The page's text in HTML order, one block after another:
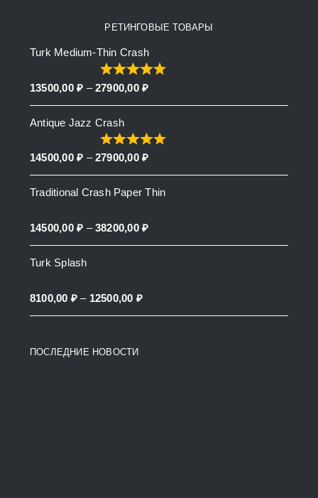
РЕТИНГОВЫЕ ТОВАРЫ
Turk Medium-Thin Crash
13500,00₽ – 27900,00 ₽Price
range:
through
Antique Jazz Crash
14500,00₽ – 27900,00 ₽Price
range:
14500,00 ₽
Traditional Crash Paper Thin
14500,00₽ – 38200,00 ₽Price
range:
Turk Splash
8100,00 ₽ – 12500,00 ₽Price
range:
ПОСЛЕДНИЕ НОВОСТИ